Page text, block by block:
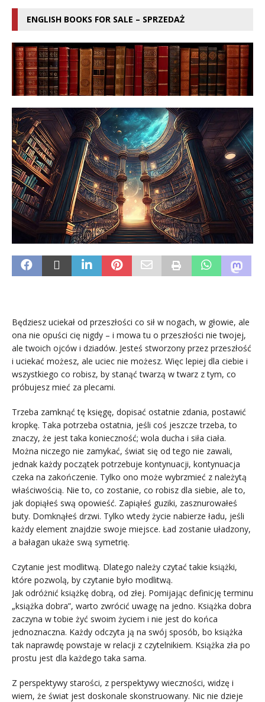
ENGLISH BOOKS FOR SALE – SPRZEDAŻ
Będziesz uciekał od przeszłości co sił w nogach, w głowie, ale
ona nie opuści cię nigdy – i mowa tu o przeszłości nie twojej,
ale twoich ojców i dziadów. Jesteś stworzony przez przeszłość
i uciekać możesz, ale uciec nie możesz. Więc lepiej dla ciebie i
wszystkiego co robisz, by stanąć twarzą w twarz z tym, co
próbujesz mieć za plecami.
Trzeba zamknąć tę księgę, dopisać ostatnie zdania, postawić
kropkę. Taka potrzeba ostatnia, jeśli coś jeszcze trzeba, to
znaczy, że jest taka konieczność; wola ducha i siła ciała.
Można niczego nie zamykać, świat się od tego nie zawali,
jednak każdy początek potrzebuje kontynuacji, kontynuacja
czeka na zakończenie. Tylko ono może wybrzmieć z należytą
właściwością. Nie to, co zostanie, co robisz dla siebie, ale to,
jak dopiąłeś swą opowieść. Zapiąłeś guziki, zasznurowałeś
buty. Domknąłeś drzwi. Tylko wtedy życie nabierze ładu, jeśli
każdy element znajdzie swoje miejsce. Ład zostanie uładzony,
a bałagan ukaże swą symetrię.
Czytanie jest modlitwą. Dlatego należy czytać takie książki,
które pozwolą, by czytanie było modlitwą.
Jak odróżnić książkę dobrą, od złej. Pomijając definicję terminu
„książka dobra”, warto zwrócić uwagę na jedno. Książka dobra
zaczyna w tobie żyć swoim życiem i nie jest do końca
jednoznaczna. Każdy odczyta ją na swój sposób, bo książka
tak naprawdę powstaje w relacji z czytelnikiem. Książka zła po
prostu jest dla każdego taka sama.
Z perspektywy starości, z perspektywy wieczności, widzę i
wiem, że świat jest doskonale skonstruowany. Nic nie dzieje